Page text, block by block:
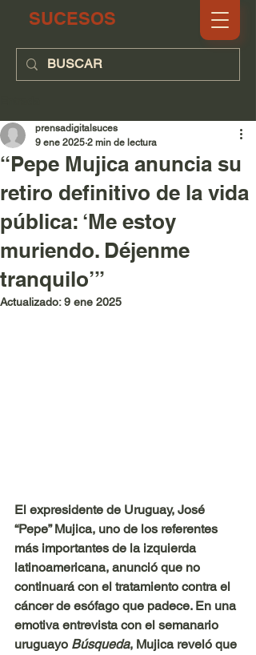
SUCESOS
“Pepe Mujica anuncia su
retiro definitivo de la vida
pública: ‘Me estoy
muriendo. Déjenme
tranquilo’”
prensadigitalsuces
9 ene 2025 2 min de lectura
Actualizado:9 ene 2025
El expresidente de Uruguay, José
“Pepe” Mujica, uno de los referentes
más importantes de la izquierda
latinoamericana, anunció que no
continuará con el tratamiento contra el
cáncer de esófago que padece. En una
emotiva entrevista con el semanario
uruguayo Búsqueda, Mujica reveló que